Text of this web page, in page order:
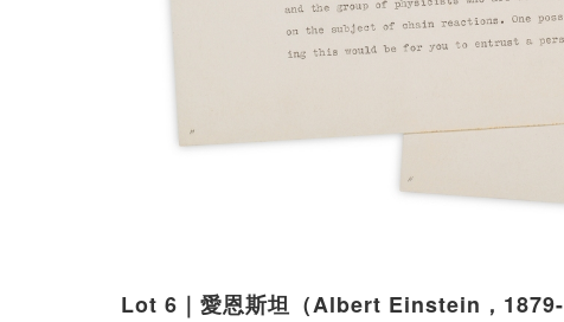
Lot 6｜愛恩斯坦（Albert Einstein，